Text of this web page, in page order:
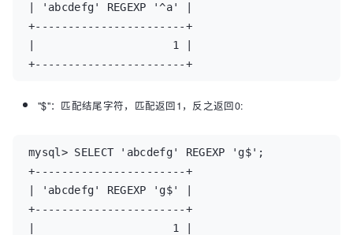
| 'abcdefg' REGEXP '^a' |
+-----------------------+
|                     1 |
+-----------------------+
"$"：匹配结尾字符，匹配返回1，反之返回0:
mysql> SELECT 'abcdefg' REGEXP 'g$';
+-----------------------+
| 'abcdefg' REGEXP 'g$' |
+-----------------------+
|                     1 |